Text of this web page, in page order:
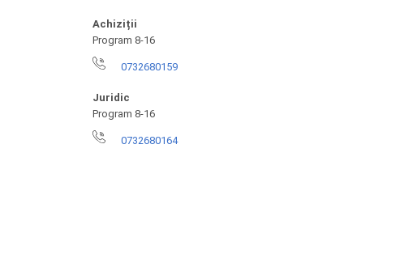
Achiziții
Program 8-16
0732680159
Juridic
Program 8-16
0732680164